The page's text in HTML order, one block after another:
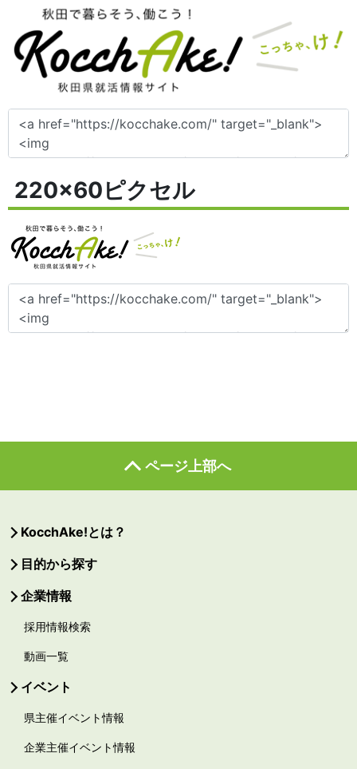
220x60ピクセル
ページ上部へ
KocchAke!とは？
目的から探す
企業情報
採用情報検索
動画一覧
イベント
県主催イベント情報
企業主催イベント情報